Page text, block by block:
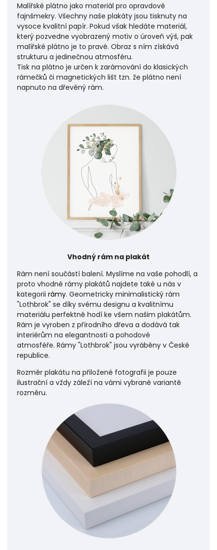
Malířské plátno jako materiál pro opravdové
fajnšmekry. Všechny naše plakáty jsou tisknuty na
vysoce kvalitní papír. Pokud však hledáte materiál,
který pozvedne vyobrazený motiv o úroveň výš, pak
malířské plátno je to pravé. Obraz s ním získává
strukturu a jedinečnou atmosféru.
Tisk na plátno je určen k zarámování do klasických
rámečků či magnetických lišt tzn. že plátno není
napnuto na dřevěný rám.
Vhodný rám na plakát
Rám není součástí balení. Myslíme na vaše pohodlí, a
proto vhodné rámy plakátů najdete také u nás v
kategorii rámy. Geometricky minimalistický rám
"Lothbrok" se díky svému designu a kvalitnímu
materiálu perfektně hodí ke všem našim plakátům.
Rám je vyroben z přírodního dřeva a dodává tak
interiérům na elegantnosti a pohodové
atmosféře. Rámy "Lothbrok" jsou vyráběny v České
republice.
Rozměr plakátu na přiložené fotografii je pouze
ilustrační a vždy záleží na vámi vybrané variantě
rozměru.